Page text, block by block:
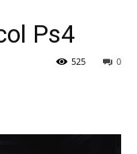
Ps4
0
525